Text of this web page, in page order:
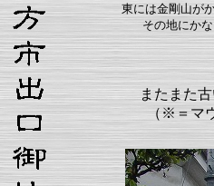
東には金剛山が
その地にか
またまた
（※＝マ